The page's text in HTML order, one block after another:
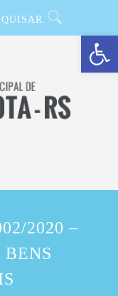
Barra de Ferramentas Aberta
2020 –